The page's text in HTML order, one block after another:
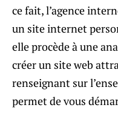
ce fait, l’agence
un site internet
elle procède à une
créer un site web
renseignant sur
permet de vous